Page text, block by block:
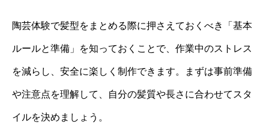
陶芸体験で髪型をまとめる際に押さえておくべき「基本
ルールと準備」を知っておくことで、作業中のストレス
を減らし、安全に楽しく制作できます。まずは事前準備
や注意点を理解して、自分の髪質や長さに合わせてスタ
イルを決めましょう。